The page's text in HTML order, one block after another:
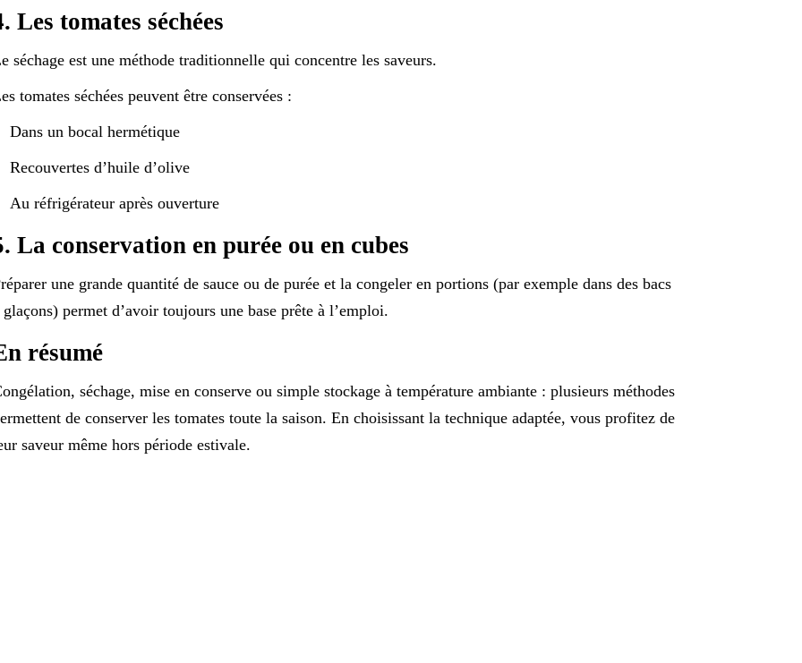
Les tomates séchées
séchage est une méthode traditionnelle qui concentre les saveurs.
tomates séchées peuvent être conservées :
Dans un bocal hermétique
Recouvertes d’huile d’olive
Au réfrigérateur après ouverture
La conservation en purée ou en cubes
une grande quantité de sauce ou de purée et la congeler en portions (par exemple dans des bacs
glaçons) permet d’avoir toujours une base prête à l’emploi.
résumé
séchage, mise en conserve ou simple stockage à température ambiante : plusieurs méthodes
de conserver les tomates toute la saison. En choisissant la technique adaptée, vous profitez de
saveur même hors période estivale.